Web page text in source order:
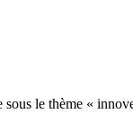
le thème «